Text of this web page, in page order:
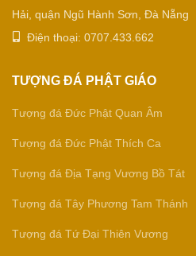
Hải, quận Ngũ Hành Sơn, Đà Nẵng
Điện thoại: 0707.433.662
TƯỢNG ĐÁ PHẬT GIÁO
Tượng đá Đức Phật Quan Âm
Tượng đá Đức Phật Thích Ca
Tượng đá Địa Tạng Vương Bồ Tát
Tượng đá Tây Phương Tam Thánh
Tượng đá Tứ Đại Thiên Vương